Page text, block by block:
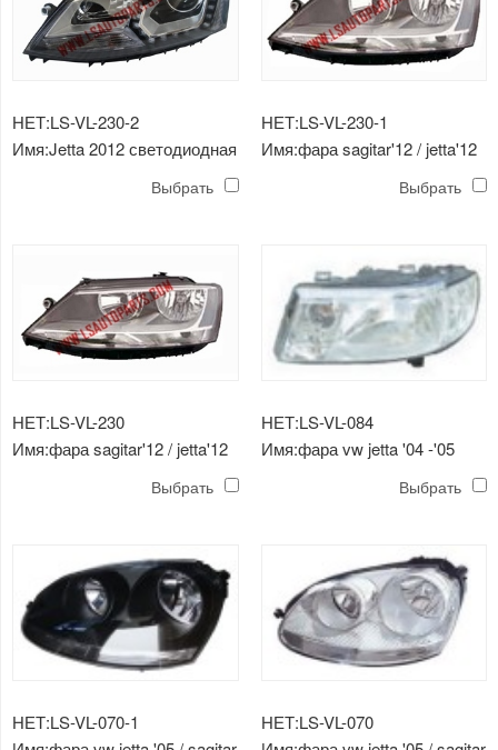
НЕТ:LS-VL-230-2
Имя:Jetta 2012 светодиодная
Выбрать
НЕТ:LS-VL-230-1
Имя:фара sagitar'12 / jetta'12
Выбрать
НЕТ:LS-VL-230
Имя:фара sagitar'12 / jetta'12
Выбрать
НЕТ:LS-VL-084
Имя:фара vw jetta '04 -'05
Выбрать
НЕТ:LS-VL-070-1
НЕТ:LS-VL-070